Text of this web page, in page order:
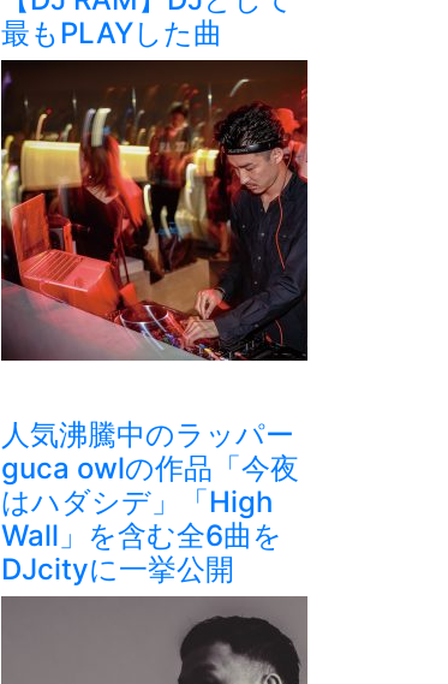
最もPLAYした曲
人気沸騰中のラッパー
guca owlの作品「今夜
はハダシデ」「High
Wall」を含む全6曲を
DJcityに一挙公開